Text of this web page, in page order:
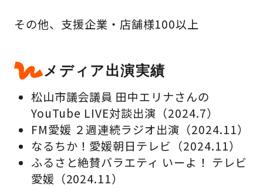
その他、支援企業・店舗様100以上
メディア出演実績
松山市議会議員 田中エリナさんの
YouTube LIVE対談出演（2024.7）
FM愛媛 ２週連続ラジオ出演（2024.11）
なるちか！愛媛朝日テレビ（2024.11）
ふるさと絶賛バラエティ いーよ！ テレビ
愛媛（2024.11）